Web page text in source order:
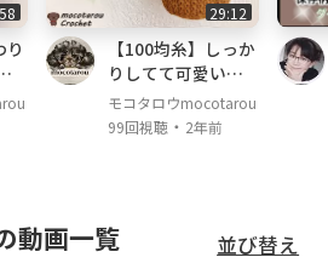
した。
り
29:12
【100均糸】しっか
りしてて可愛い模
様編みバッグの編
み方。かぎ針編み
モコタロウmocotarou
99回視聴・ 2年前
動画一覧 並び替え